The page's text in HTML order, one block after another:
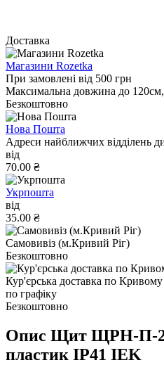
Доставка
Магазини Rozetka
При замовлені від 500 грн
Максимальна довжина до 120см,
Безкоштовно
Нова Пошта
Адреси найближчих відділень
від
70.00 ₴
Укрпошта
від
35.00 ₴
Самовивіз (м.Кривий Ріг)
Безкоштовно
Кур'єрська доставка по
по графіку
Безкоштовно
Опис Щит ЩРН-П-24
пластик IP41 IEK